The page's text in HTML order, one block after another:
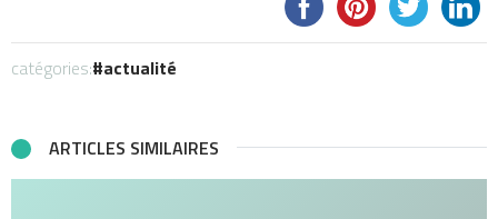
catégories: actualité
ARTICLES SIMILAIRES